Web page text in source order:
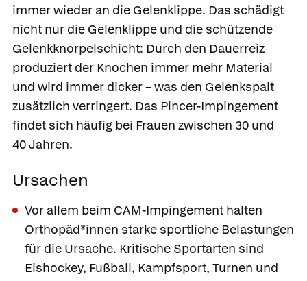
immer wieder an die Gelenklippe. Das schädigt
nicht nur die Gelenklippe und die schützende
Gelenkknorpelschicht: Durch den Dauerreiz
produziert der Knochen immer mehr Material
und wird immer dicker – was den Gelenkspalt
zusätzlich verringert. Das Pincer-Impingement
findet sich häufig bei Frauen zwischen 30 und
40 Jahren.
Ursachen
Vor allem beim CAM-Impingement halten
Orthopäd*innen starke sportliche Belastungen
für die Ursache. Kritische Sportarten sind
Eishockey, Fußball, Kampfsport, Turnen und